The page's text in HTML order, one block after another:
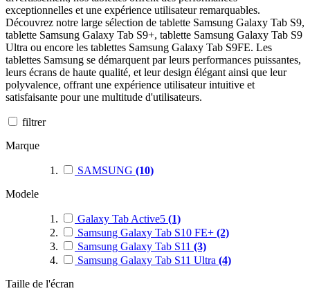
exceptionnelles et une expérience utilisateur remarquables.
Découvrez notre large sélection de tablette Samsung Galaxy Tab S9,
tablette Samsung Galaxy Tab S9+, tablette Samsung Galaxy Tab S9
Ultra ou encore les tablettes Samsung Galaxy Tab S9FE. Les
tablettes Samsung se démarquent par leurs performances puissantes,
leurs écrans de haute qualité, et leur design élégant ainsi que leur
polyvalence, offrant une expérience utilisateur intuitive et
satisfaisante pour une multitude d'utilisateurs.
filtrer
Marque
SAMSUNG (10)
Modele
Galaxy Tab Active5 (1)
Samsung Galaxy Tab S10 FE+ (2)
Samsung Galaxy Tab S11 (3)
Samsung Galaxy Tab S11 Ultra (4)
Taille de l'écran